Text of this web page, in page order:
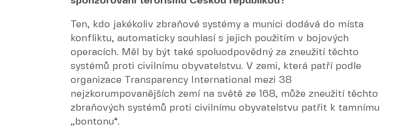
Ten, kdo jakékoliv zbraňové systémy a munici dodává do místa
konfliktu, automaticky souhlasí s jejich použitím v bojových
operacích. Měl by být také spoluodpovědný za zneužití těchto
systémů proti civilnímu obyvatelstvu. V zemi, která patří podle
organizace Transparency International mezi 38
nejzkorumpovanějších zemí na světě ze 168, může zneužití těchto
zbraňových systémů proti civilnímu obyvatelstvu patřit k tamnímu
„bontonu“.